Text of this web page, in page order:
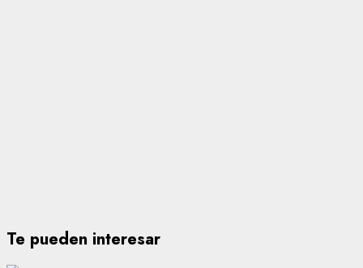
Te pueden interesar